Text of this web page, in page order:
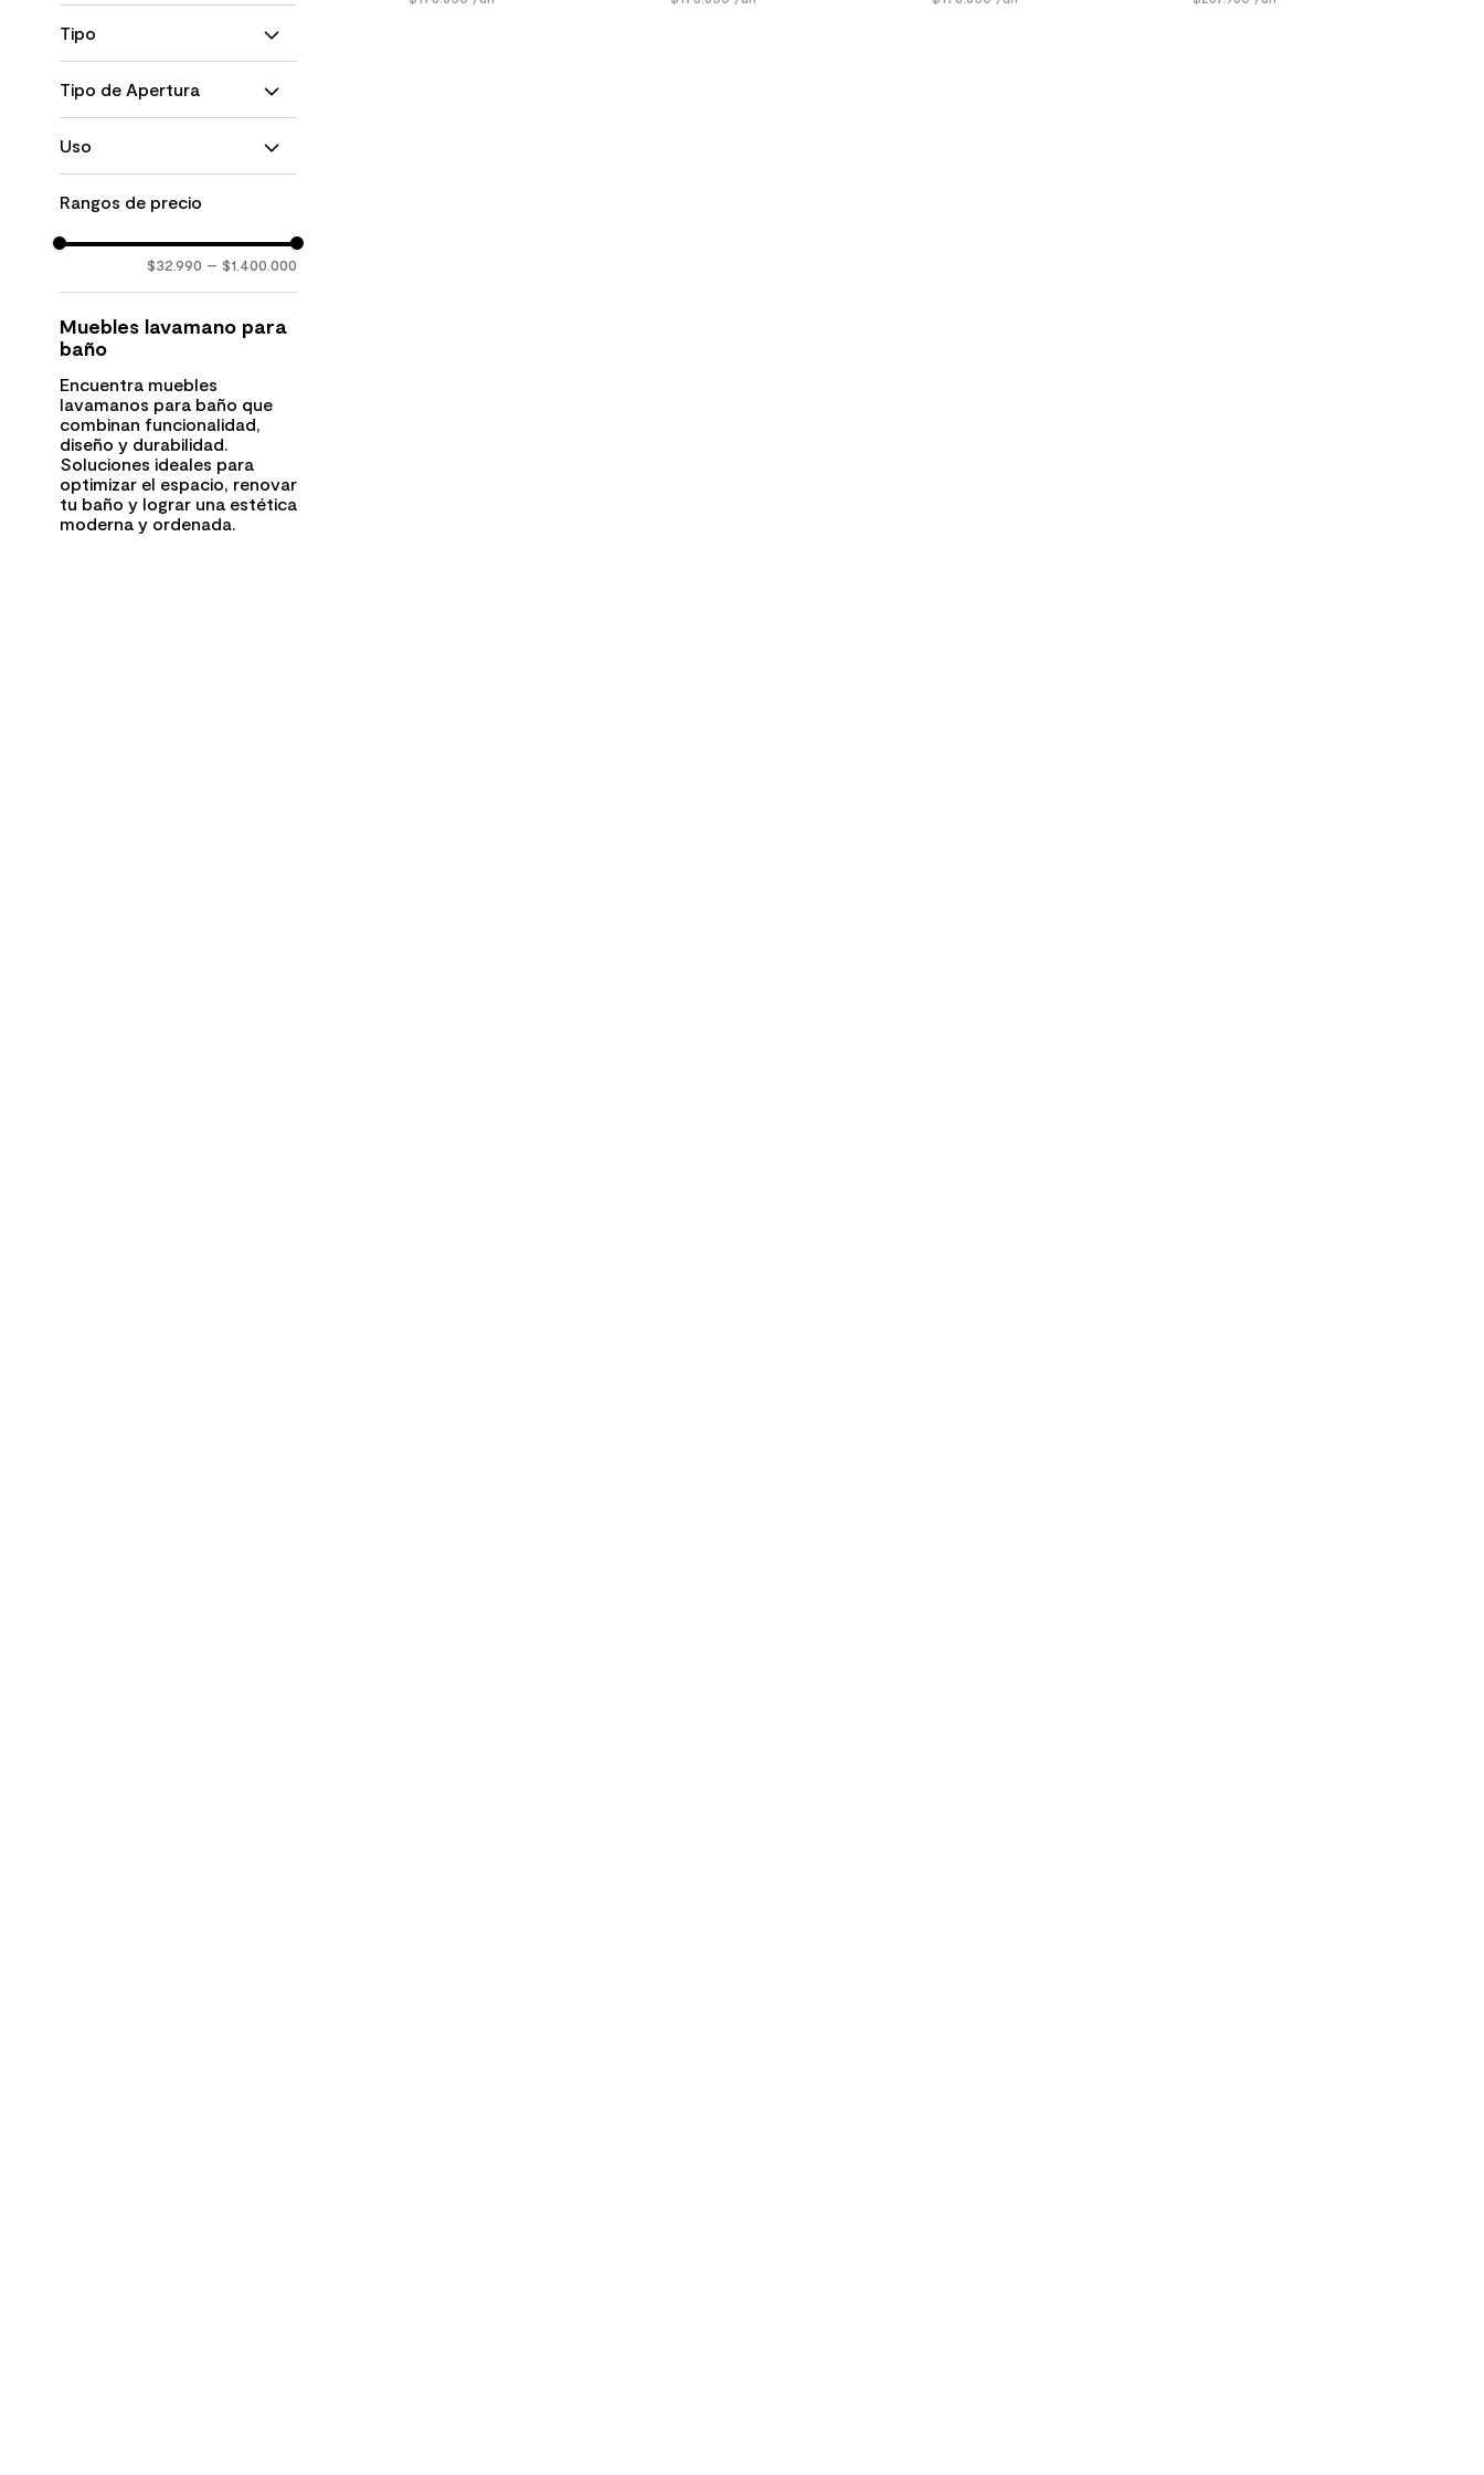
Galicia
Vania
Azalea
Albany
Amelia
MOSTRAR 41 MÁS
Enchapado
Lacado
Mate
Dark
Tipo
Botiquín
Logia
Tipo de Apertura
Una Puerta
Dos Puertas y Repisa
Cuatro Cajones
Un Cajón y Puerta
Un Cajón y Repisa
Dos Cajones
MOSTRAR 2 MÁS
Uso
Rangos de precio
$32.990 – $1.400.000
Muebles lavamano para
baño
Encuentra muebles
lavamanos para baño que
combinan funcionalidad,
diseño y durabilidad.
Soluciones ideales para
optimizar el espacio, renovar
tu baño y lograr una estética
moderna y ordenada.